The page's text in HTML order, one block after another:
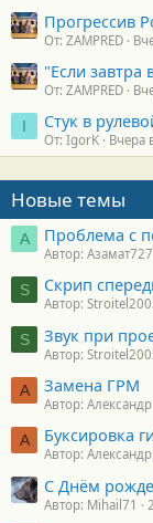
Прогрессив
От: ZAMPRED
"Если завтра
От: ZAMPRED
I Стук в
От: IgorK Вчера
Новые темы
А Проблема с
Автор: Азамат727
S Скрип
Автор:
S Звук при
Автор:
А Замена ГРМ
Автор:
А Буксировка
Автор:
С Днём
Автор: Mihail71